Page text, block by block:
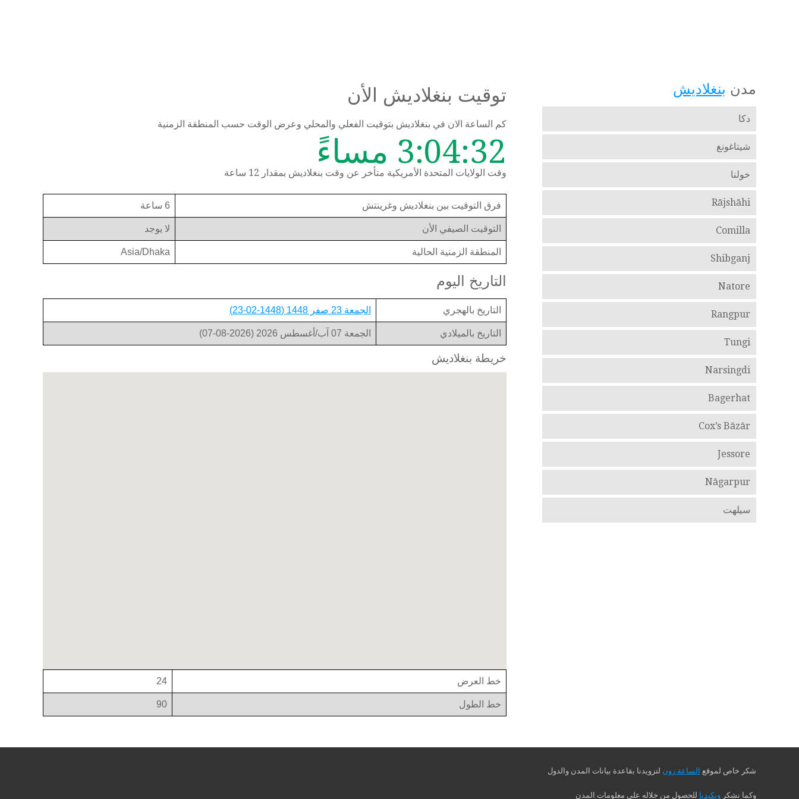
توقيت بنغلاديش الأن
كم الساعة الان في بنغلاديش بتوقيت الفعلي والمحلي وعرض الوقت حسب المنطقة الزمنية
3:04:32 مساءً
وقت الولايات المتحدة الأمريكية متأخر عن وقت بنغلاديش بمقدار 12 ساعة
فرق التوقيت بين بنغلاديش وغرينتش 6 ساعة
التوقيت الصيفي الأن لا يوجد
المنطقة الزمنية الحالية Asia/Dhaka
التاريخ اليوم
التاريخ بالهجري الجمعة 23 صفر 1448 (1448-02-23)
التاريخ بالميلادي الجمعة 07 آب/أغسطس 2026 (2026-08-07)
خريطة بنغلاديش
خط العرض 24
خط الطول 90
مدن بنغلاديش
دكا
شيتاغونغ
خولنا
Rājshāhi
Comilla
Shibganj
Natore
Rangpur
Tungi
Narsingdi
Bagerhat
Cox’s Bāzār
Jessore
Nāgarpur
سيلهت
شكر خاص لموقع الساعة زون لتزويدنا بقاعدة بيانات المدن والدول
وكما نشكر ويكيديا للحصول من خلاله على معلومات المدن